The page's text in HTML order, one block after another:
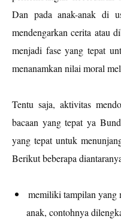
Dan pada anak-anak di
mendengarkan cerita atau
menjadi fase yang tepat
menanamkan nilai moral
Tentu saja, aktivitas
bacaan yang tepat ya
yang tepat untuk
Berikut beberapa
memiliki tampilan yang
anak, contohnya